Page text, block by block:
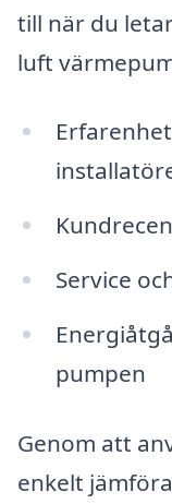
till när du
luft
Service
pumpen
Genom att
enkelt